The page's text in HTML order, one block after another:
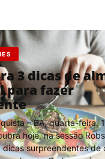
3 dicas de
para fazer
– BA, quarta-feira,
hoje, na sessão
dicas surpreendentes de